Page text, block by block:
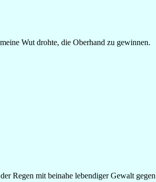
Wut drohte, die Oberhand zu gewinnen.
Regen mit beinahe lebendiger Gewalt